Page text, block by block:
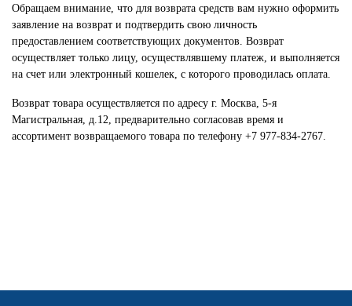
Обращаем внимание, что для возврата средств вам нужно оформить
заявление на возврат и подтвердить свою личность
предоставлением соответствующих документов. Возврат
осуществляет только лицу, осуществлявшему платеж, и выполняется
на счет или электронный кошелек, с которого проводилась оплата.
Возврат товара осуществляется по адресу г. Москва, 5-я
Магистральная, д.12, предварительно согласовав время и
ассортимент возвращаемого товара по телефону +7 977-834-2767.